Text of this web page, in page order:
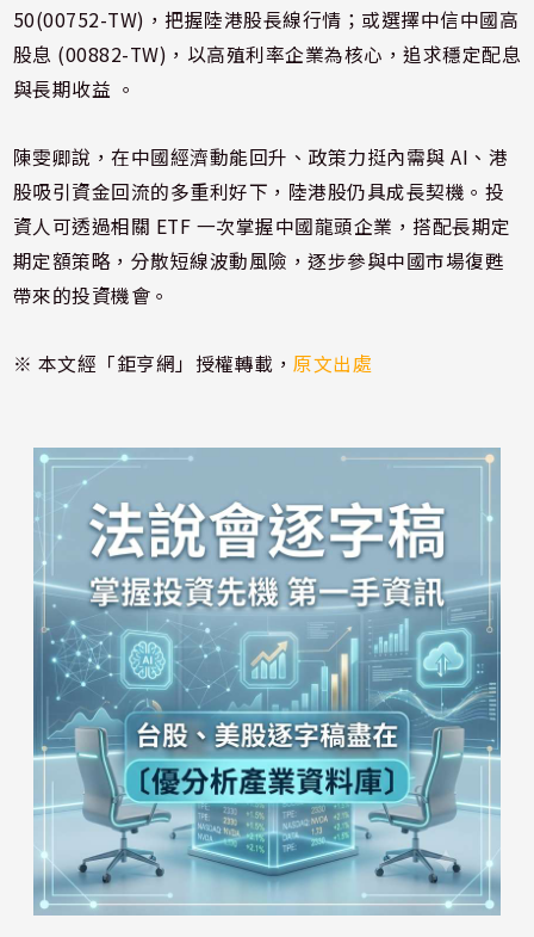
50(00752-TW)，把握陸港股長線行情；或選擇中信中國高
股息 (00882-TW)，以高殖利率企業為核心，追求穩定配息
與長期收益 。
陳雯卿說，在中國經濟動能回升、政策力挺內需與 AI、港
股吸引資金回流的多重利好下，陸港股仍具成長契機。投
資人可透過相關 ETF 一次掌握中國龍頭企業，搭配長期定
期定額策略，分散短線波動風險，逐步參與中國市場復甦
帶來的投資機會。
※ 本文經「鉅亨網」授權轉載，原文出處